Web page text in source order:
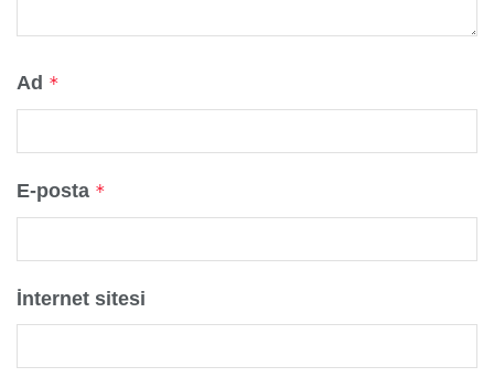
Ad *
E-posta *
İnternet sitesi